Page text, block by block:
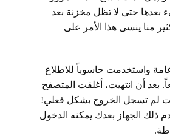
حتى لا تظل مخزنة بعد
منا ينسى هذا الأمر على
واستخدمت حاسوباً للاطلاع
بعد أن انتهيت، أغلقت المتصفح
لم تسجل الخروج بشكل فعلي!
الجهاز بعدك يمكنه الدخول